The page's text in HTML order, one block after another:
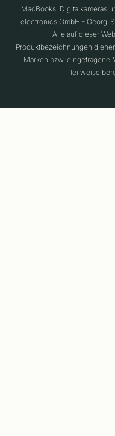
MacBooks, Digitalkameras
electronics GmbH - Georg-
Alle auf dieser
Produktbezeichnungen
Marken bzw. eingetragene
teilweise